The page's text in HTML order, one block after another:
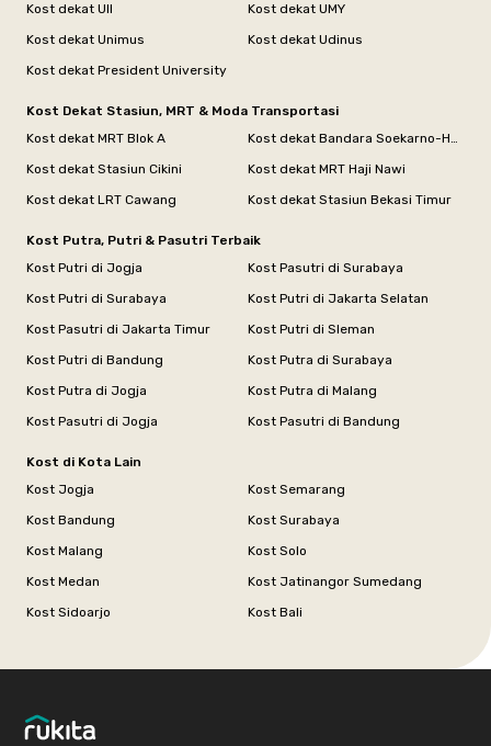
Kost dekat UII
Kost dekat UMY
Kost dekat Unimus
Kost dekat Udinus
Kost dekat President University
Kost Dekat Stasiun, MRT & Moda Transportasi
Kost dekat MRT Blok A
Kost dekat Bandara Soekarno-Hatta
Kost dekat Stasiun Cikini
Kost dekat MRT Haji Nawi
Kost dekat LRT Cawang
Kost dekat Stasiun Bekasi Timur
Kost Putra, Putri & Pasutri Terbaik
Kost Putri di Jogja
Kost Pasutri di Surabaya
Kost Putri di Surabaya
Kost Putri di Jakarta Selatan
Kost Pasutri di Jakarta Timur
Kost Putri di Sleman
Kost Putri di Bandung
Kost Putra di Surabaya
Kost Putra di Jogja
Kost Putra di Malang
Kost Pasutri di Jogja
Kost Pasutri di Bandung
Kost di Kota Lain
Kost Jogja
Kost Semarang
Kost Bandung
Kost Surabaya
Kost Malang
Kost Solo
Kost Medan
Kost Jatinangor Sumedang
Kost Sidoarjo
Kost Bali